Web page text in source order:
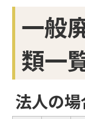
一般
類一
法人の